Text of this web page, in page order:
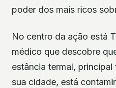
poder dos mais ricos
No centro da ação está
médico que descobre
estância termal,
sua cidade, está